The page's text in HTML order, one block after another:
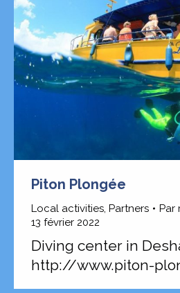
Piton Plongée
Local activities, Partners Par
13 février 2022
Diving center in
http://www.piton-